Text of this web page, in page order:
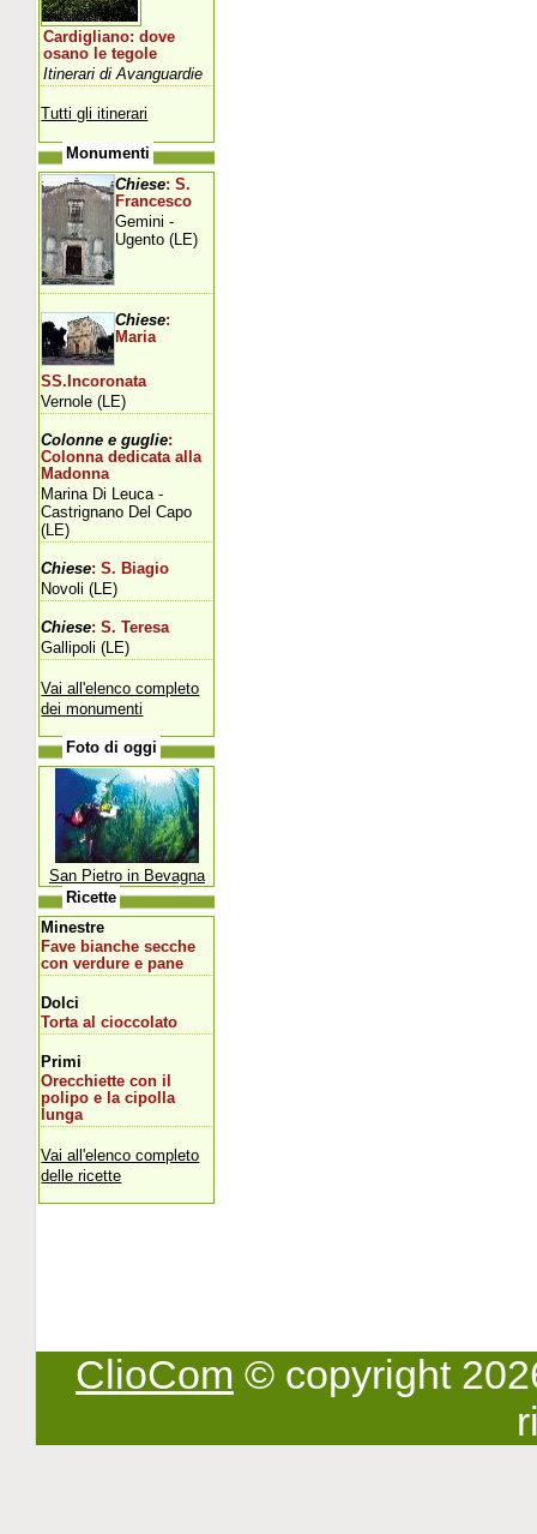
Cardigliano: dove
osano le tegole
Itinerari di Avanguardie
Tutti gli itinerari
Monumenti
Chiese: S.
Francesco
Gemini -
Ugento (LE)
Chiese:
Maria
SS.Incoronata
Vernole (LE)
Colonne e guglie:
Colonna dedicata alla
Madonna
Marina Di Leuca -
Castrignano Del Capo
(LE)
Chiese: S. Biagio
Novoli (LE)
Chiese: S. Teresa
Gallipoli (LE)
Vai all'elenco completo
dei monumenti
Foto di oggi
San Pietro in Bevagna
Ricette
Minestre
Fave bianche secche
con verdure e pane
Dolci
Torta al cioccolato
Primi
Orecchiette con il
polipo e la cipolla
lunga
Vai all'elenco completo
delle ricette
ClioCom © copyright